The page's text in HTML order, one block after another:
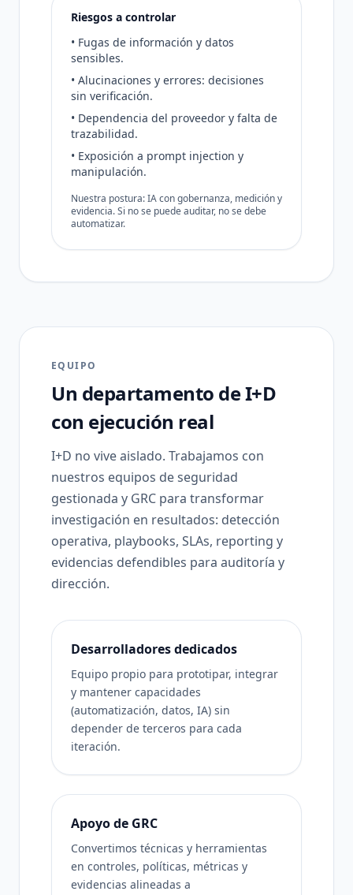
Riesgos a controlar
• Fugas de información y datos
sensibles.
• Alucinaciones y errores: decisiones
sin verificación.
• Dependencia del proveedor y falta de
trazabilidad.
• Exposición a prompt injection y
manipulación.
Nuestra postura: IA con gobernanza, medición y
evidencia. Si no se puede auditar, no se debe
automatizar.
EQUIPO
Un departamento de I+D
con ejecución real
I+D no vive aislado. Trabajamos con
nuestros equipos de seguridad
gestionada y GRC para transformar
investigación en resultados: detección
operativa, playbooks, SLAs, reporting y
evidencias defendibles para auditoría y
dirección.
Desarrolladores dedicados
Equipo propio para prototipar, integrar
y mantener capacidades
(automatización, datos, IA) sin
depender de terceros para cada
iteración.
Apoyo de GRC
Convertimos técnicas y herramientas
en controles, políticas, métricas y
evidencias alineadas a